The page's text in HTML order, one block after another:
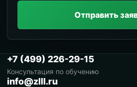
Отправить
+7 (499) 226-29-15
Консультация по обучению
info@zlll.ru